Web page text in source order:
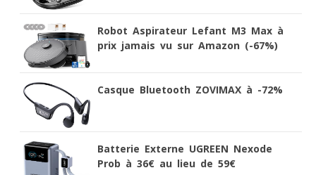
Robot Aspirateur Lefant M3 Max à
prix jamais vu sur Amazon (-67%)
Casque Bluetooth ZOVIMAX à -72%
Batterie Externe UGREEN Nexode
Prob à 36€ au lieu de 59€